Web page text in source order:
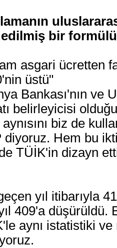
bir formülü
asgari ücretten
üstü"
Bankası'nın ve
belirleyicisi
aynısını biz de
diyoruz. Hem bu
TÜİK'in dizayn
yıl itibarıyla
409'a düşürüldü.
aynı istatistiki